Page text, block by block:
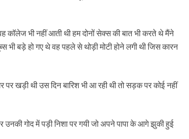
कॉलेज भी नहीं आती थी हम दोनों सेक्स की बात भी करते थे मैंने
भी बड़े हो गए थे वह पहले से थोड़ी मोटी होने लगी थी जिस कारन
खड़ी थी उस दिन बारिश भी आ रही थी तो सड़क पर कोई नहीं
उनकी गोद में पड़ी निशा पर गयी जो अपने पापा के आगे झुकी हुई